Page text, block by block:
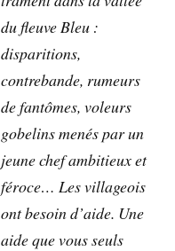
du fleuve Bleu :
disparitions,
contrebande, rumeurs
de fantômes, voleurs
gobelins menés par un
jeune chef ambitieux et
féroce… Les villageois
ont besoin d’aide. Une
aide que vous seuls